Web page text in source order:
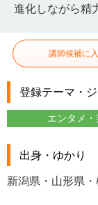
進化しながら精
講師候補に
登録テーマ・
エンタメ
出身・ゆかり
新潟県・山形県